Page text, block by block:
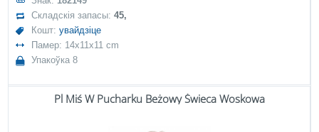
Складскія запасы:45,
Кошт:увайдзіце
Памер: 14x11x11 cm
Упакоўка 8
Pl Miś W Pucharku Beżowy Świeca Woskowa